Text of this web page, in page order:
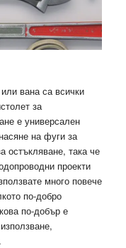
вана са всички
за
е универсален
на фуги за
остъкляване, така че
проекти
много повече
по-добро
по-добър е